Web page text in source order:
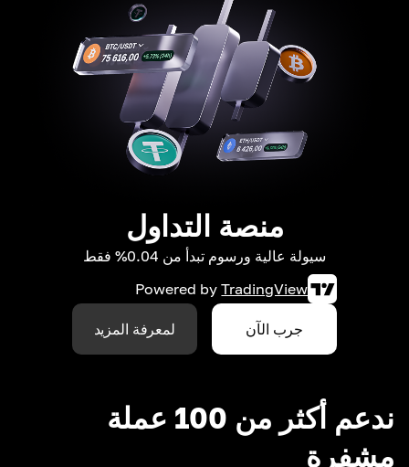
منصة التداول
سيولة عالية ورسوم تبدأ من 0.04% فقط
Powered by TradingView
جرب الآن لمعرفة المزيد
ندعم أكثر من 100 عملة
مشفرة